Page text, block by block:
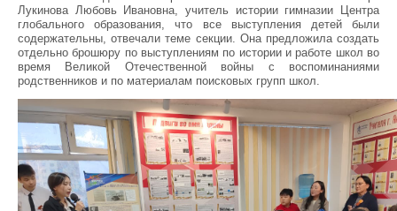
Лукинова Любовь Ивановна, учитель истории гимназии Центра
глобального образования, что все выступления детей были
содержательны, отвечали теме секции. Она предложила создать
отдельно брошюру по выступлениям по истории и работе школ во
время Великой Отечественной войны с воспоминаниями
родственников и по материалам поисковых групп школ.